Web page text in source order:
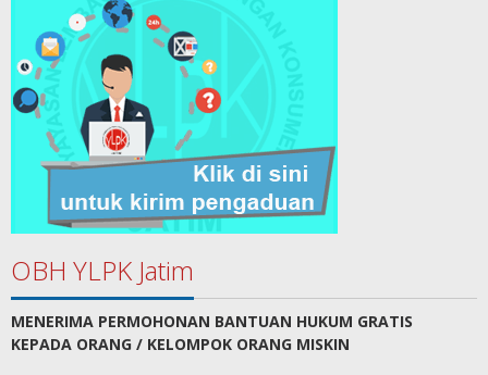
OBH YLPK Jatim
MENERIMA PERMOHONAN BANTUAN HUKUM GRATIS
KEPADA ORANG / KELOMPOK ORANG MISKIN